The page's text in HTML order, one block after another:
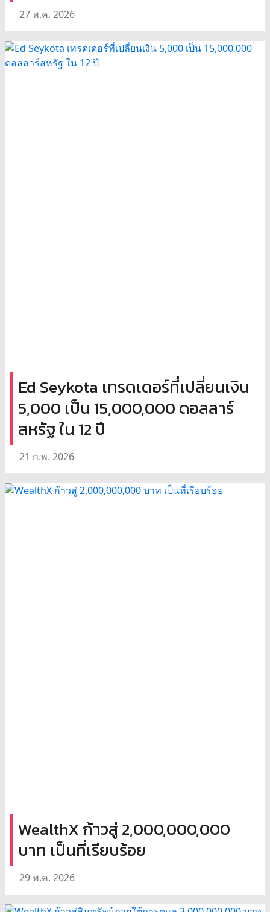
27 พ.ค. 2026
Ed Seykota เทรดเดอร์ที่เปลี่ยนเงิน
5,000 เป็น 15,000,000 ดอลลาร์
สหรัฐ ใน 12 ปี
21 ก.พ. 2026
WealthX ก้าวสู่ 2,000,000,000
บาท เป็นที่เรียบร้อย
29 พ.ค. 2026